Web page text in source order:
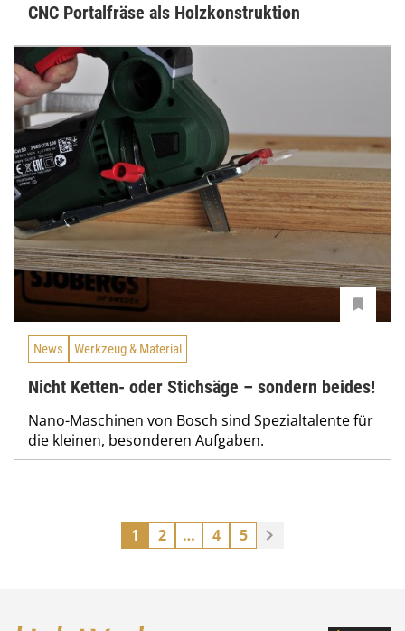
CNC Portalfräse als Holzkonstruktion
News Werkzeug & Material
Nicht Ketten- oder Stichsäge – sondern beides!
Nano-Maschinen von Bosch sind Spezialtalente für
die kleinen, besonderen Aufgaben.
1 2 … 4 5